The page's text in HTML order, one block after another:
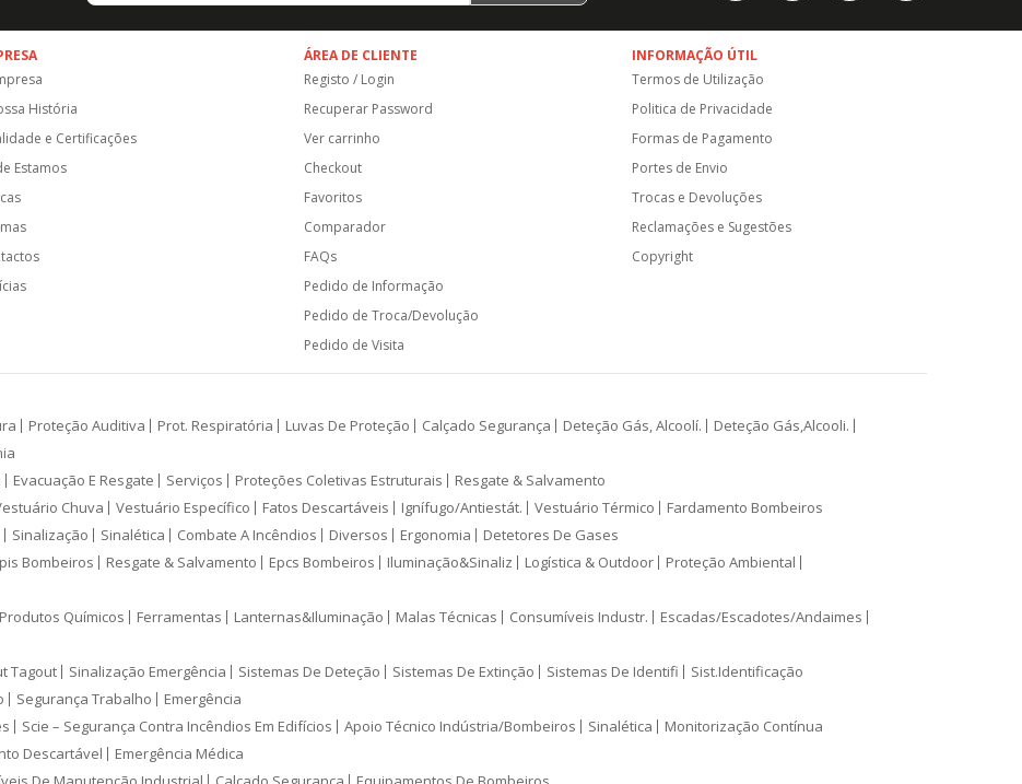
História
e Certificações
Estamos
ÁREA DE CLIENTE
Registo / Login
Recuperar Password
Ver carrinho
Checkout
Favoritos
Comparador
FAQs
Pedido de Informação
Pedido de Troca/Devolução
Pedido de Visita
INFORMAÇÃO ÚTIL
Termos de Utilização
Politica de Privacidade
Formas de Pagamento
Portes de Envio
Trocas e Devoluções
Reclamações e Sugestões
Copyright
Proteção Auditiva Prot. Respiratória Luvas De Proteção Calçado Segurança Deteção Gás, Alcoolí.
Deteção Gás,Alcooli.
Evacuação E Resgate Serviços Proteções Coletivas Estruturais Resgate & Salvamento
Chuva Vestuário Específico Fatos Descartáveis Ignífugo/Antiestát. Vestuário Térmico Fardamento Bombeiros
Sinalização Sinalética Combate A Incêndios Diversos Ergonomia Detetores De Gases
Bombeiros Resgate & Salvamento Epcs Bombeiros Iluminação&Sinaliz Logística & Outdoor
Proteção Ambiental
Produtos Químicos Ferramentas Lanternas&Iluminação Malas Técnicas Consumíveis Industr.
Escadas/Escadotes/Andaimes
Tagout Sinalização Emergência Sistemas De Deteção Sistemas De Extinção Sistemas De Identifi Sist.Identificação
Segurança Trabalho Emergência
Scie – Segurança Contra Incêndios Em Edifícios Apoio Técnico Indústria/Bombeiros Sinalética Monitorização Contínua
Descartável Emergência Médica